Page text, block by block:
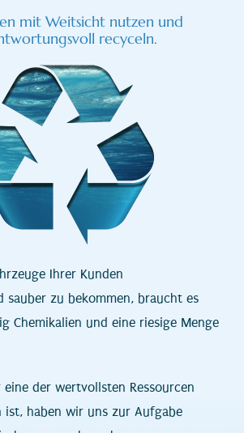
mit Weitsicht nutzen und
recyceln.
Ihrer Kunden
sauber zu bekommen, braucht es
Chemikalien und eine riesige Menge
eine der wertvollsten Ressourcen
ist, haben wir uns zur Aufgabe